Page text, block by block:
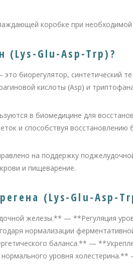
коробке при необходимой
(Lys-Glu-Asp-Trp)?
биорегулятор, синтетический
кислоты (Asp) и
в биомедицине для
и способствуя восстановлению
на поддержку
и пищеварение.
(Lys-Glu-Asp-
железы.** — **Регуляция
нормализации
баланса.** —
уровня